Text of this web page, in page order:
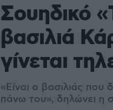
Σουηδικό
βασιλιά
γίνεται
«Είναι ο βασιλιάς
πάνω του», δηλώνει η